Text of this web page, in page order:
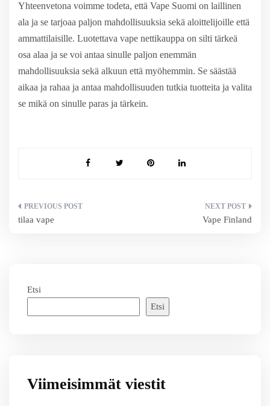
Yhteenvetona voimme todeta, että Vape Suomi on laillinen
ala ja se tarjoaa paljon mahdollisuuksia sekä aloittelijoille että
ammattilaisille. Luotettava vape nettikauppa on silti tärkeä
osa alaa ja se voi antaa sinulle paljon enemmän
mahdollisuuksia sekä alkuun että myöhemmin. Se säästää
aikaa ja rahaa ja antaa mahdollisuuden tutkia tuotteita ja valita
se mikä on sinulle paras ja tärkein.
Artikkelien
tilaa vape Vape Finland
Etsi
Etsi
Viimeisimmät viestit